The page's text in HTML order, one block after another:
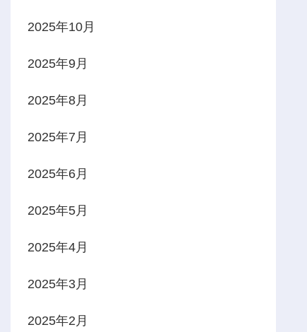
2025年10月
2025年9月
2025年8月
2025年7月
2025年6月
2025年5月
2025年4月
2025年3月
2025年2月